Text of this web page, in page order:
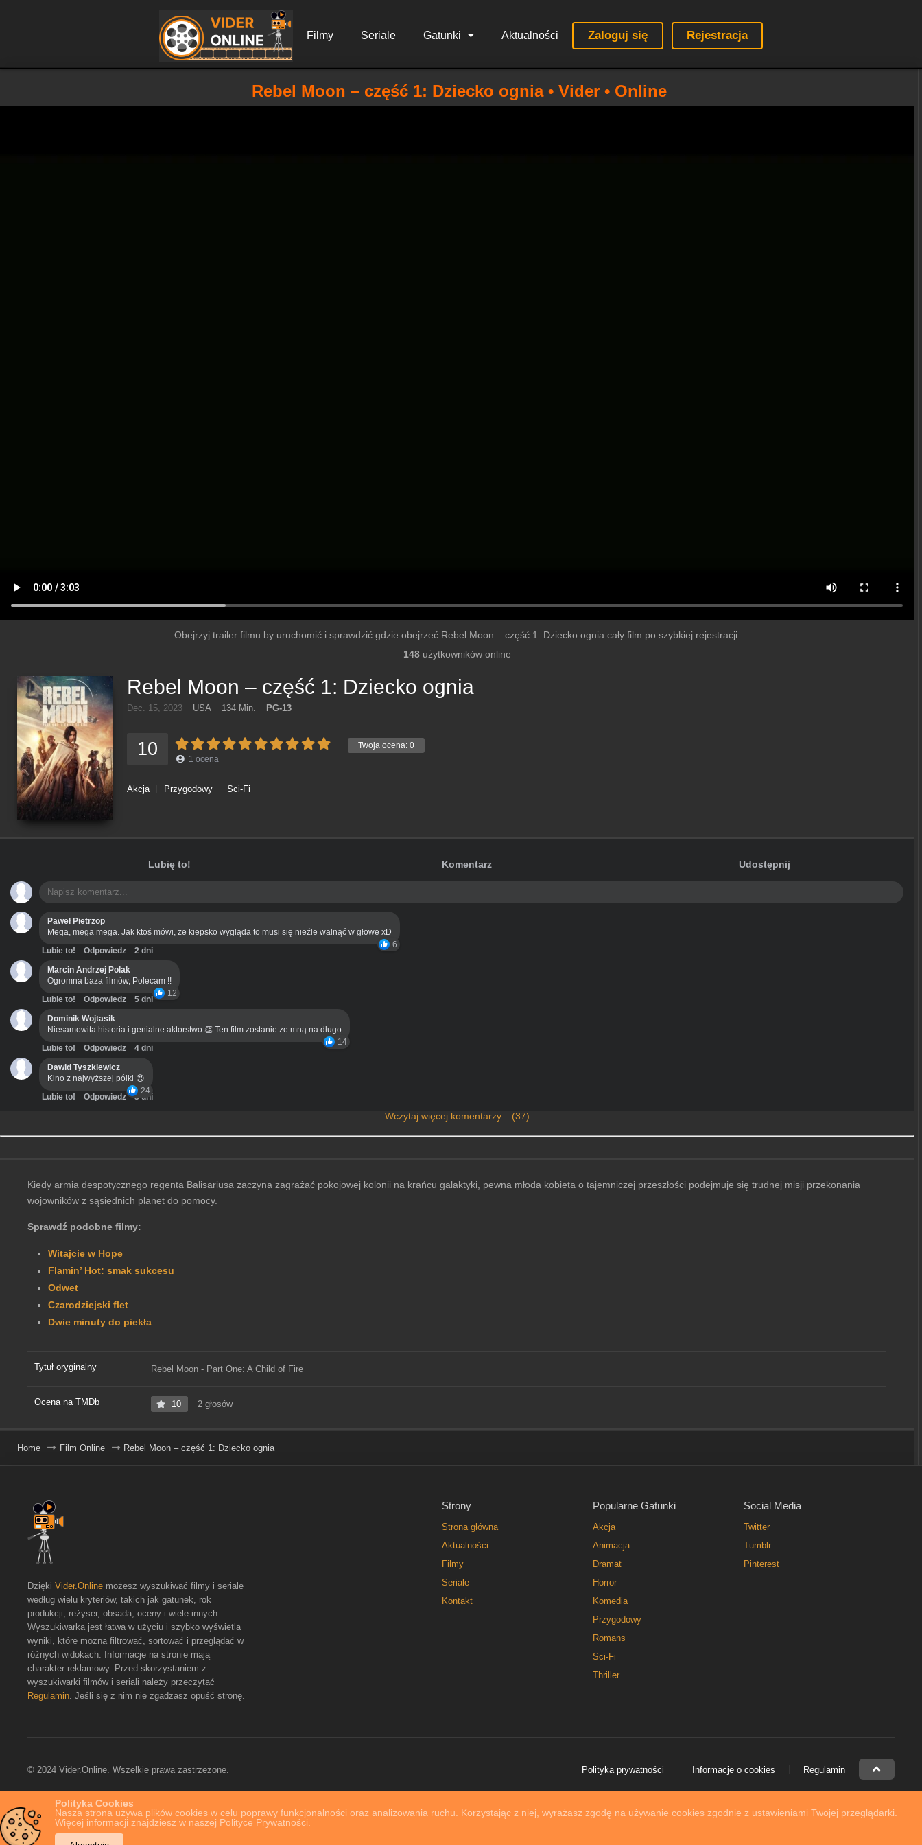
Filmy Seriale Gatunki Aktualności Zaloguj się Rejestracja
Polityka Cookies
Nasza strona używa plików cookies w celu poprawy funkcjonalności oraz analizowania ruchu. Korzystając z niej, wyrażasz zgodę na używanie cookies zgodnie z ustawieniami Twojej przeglądarki.
Więcej informacji znajdziesz w naszej Polityce Prywatności.
Rebel Moon – część 1: Dziecko ognia • Vider • Online
Obejrzyj trailer filmu by uruchomić i sprawdzić gdzie obejrzeć Rebel Moon – część 1: Dziecko ognia cały film po szybkiej rejestracji.
148użytkowników online
Rebel Moon – część 1: Dziecko ognia
Dec. 15, 2023 USA 134 Min. PG-13
Twoja ocena: 0
10 1 ocena
Akcja Przygodowy Sci-Fi
Lubię to! Komentarz Udostępnij
Paweł Pietrzop
Mega, mega mega. Jak ktoś mówi, że kiepsko wygląda to musi się nieźle walnąć w głowe xD
6
Lubie to! Odpowiedz
2 dni
Marcin Andrzej Polak
Ogromna baza filmów, Polecam !!
12
Lubie to! Odpowiedz
5 dni
Dominik Wojtasik
Niesamowita historia i genialne aktorstwo 👏 Ten film zostanie ze mną na długo
14
Lubie to! Odpowiedz
4 dni
Dawid Tyszkiewicz
Kino z najwyższej półki 😍
24
Lubie to! Odpowiedz 3 dni
Wczytaj więcej komentarzy... (37)
Kiedy armia despotycznego regenta Balisariusa zaczyna zagrażać pokojowej kolonii na krańcu galaktyki, pewna młoda kobieta o tajemniczej przeszłości podejmuje się trudnej misji przekonania
wojowników z sąsiednich planet do pomocy.
Sprawdź podobne filmy:
Witajcie w Hope
Flamin’ Hot: smak sukcesu
Odwet
Czarodziejski flet
Dwie minuty do piekła
Tytuł oryginalny Rebel Moon - Part One: A Child of Fire
Ocena na TMDb 10 2 głosów
Home Film Online Rebel Moon – część 1: Dziecko ognia
Strony
Strona główna
Aktualności
Filmy
Seriale
Kontakt
Popularne Gatunki
Akcja
Animacja
Dramat
Horror
Komedia
Przygodowy
Romans
Sci-Fi
Thriller
Social Media
Twitter
Tumblr
Pinterest
Dzięki Vider.Online możesz wyszukiwać filmy i seriale
według wielu kryteriów, takich jak gatunek, rok
produkcji, reżyser, obsada, oceny i wiele innych.
Wyszukiwarka jest łatwa w użyciu i szybko wyświetla
wyniki, które można filtrować, sortować i przeglądać w
różnych widokach. Informacje na stronie mają
charakter reklamowy. Przed skorzystaniem z
wyszukiwarki filmów i seriali należy przeczytać
Regulamin. Jeśli się z nim nie zgadzasz opuść stronę.
© 2024 Vider.Online. Wszelkie prawa zastrzeżone. Polityka prywatności Informacje o cookies Regulamin